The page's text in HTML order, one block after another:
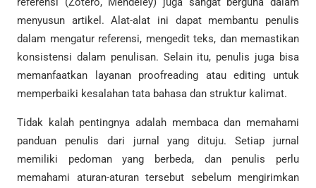
menyusun artikel. Alat-alat ini dapat membantu penulis
dalam mengatur referensi, mengedit teks, dan memastikan
konsistensi dalam penulisan. Selain itu, penulis juga bisa
memanfaatkan layanan proofreading atau editing untuk
memperbaiki kesalahan tata bahasa dan struktur kalimat.
Tidak kalah pentingnya adalah membaca dan memahami
panduan penulis dari jurnal yang dituju. Setiap jurnal
memiliki pedoman yang berbeda, dan penulis perlu
memahami aturan-aturan tersebut sebelum mengirimkan